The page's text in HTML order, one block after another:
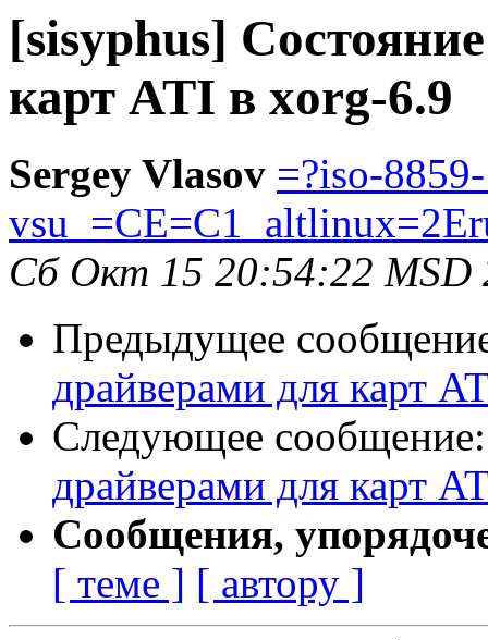
[sisyphus]
карт ATI в xorg-6.9
Sergey Vlasov =?iso-
Сб Окт 15 20:54:22 MSD
Предыдущее
драйверами для карт
Следующее
драйверами для карт
Сообщения,
[ теме ] [ автору ]